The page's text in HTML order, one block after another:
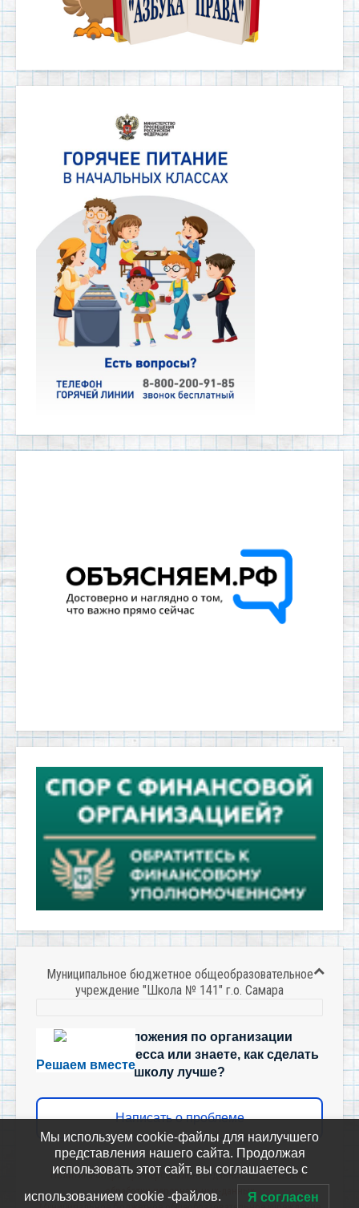
Муниципальное бюджетное общеобразовательное
учреждение "Школа № 141" г.о. Самара
Решаем вместе
Есть предложения по организации
учебного процесса или знаете, как сделать
школу лучше?
Написать о проблеме
Политика-оператора-персональных-данных-в-отношении-
обработки-персональных-данных
Мы используем cookie-файлы для наилучшего
представления нашего сайта. Продолжая
использовать этот сайт, вы соглашаетесь с
использованием cookie -файлов. Я согласен